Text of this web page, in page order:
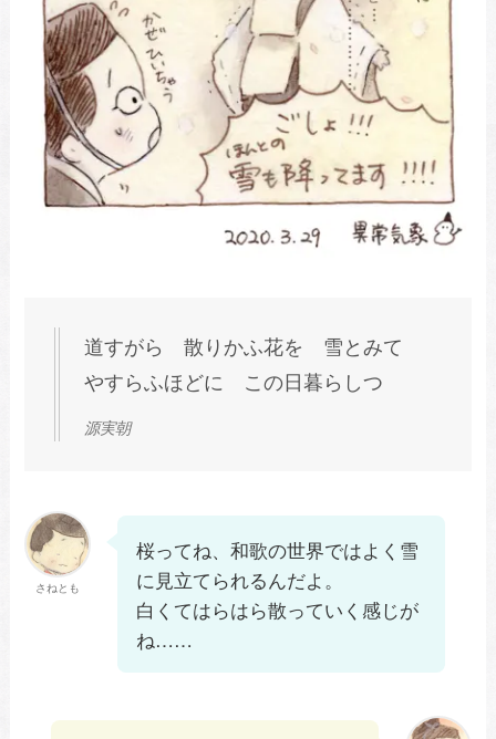
道すがら 散りかふ花を 雪とみて
やすらふほどに この日暮らしつ
源実朝
さねとも
桜ってね、和歌の世界ではよく雪
に見立てられるんだよ。
白くてはらはら散っていく感じが
ね……